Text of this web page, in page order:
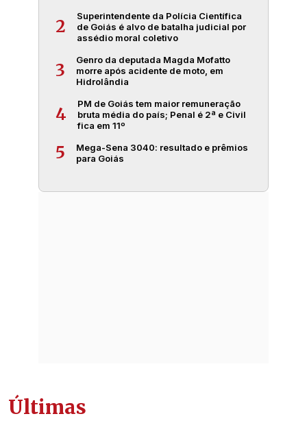
2
Superintendente da Polícia Científica
de Goiás é alvo de batalha judicial por
assédio moral coletivo
3
Genro da deputada Magda Mofatto
morre após acidente de moto, em
Hidrolândia
4
PM de Goiás tem maior remuneração
bruta média do país; Penal é 2ª e Civil
fica em 11º
5
Mega-Sena 3040: resultado e prêmios
para Goiás
Últimas